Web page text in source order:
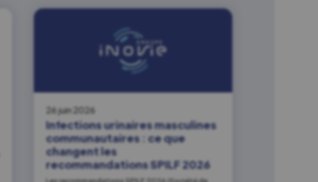
26 juin 2026
Infections urinaires masculines
communautaires : ce que
changent les
recommandations SPILF 2026